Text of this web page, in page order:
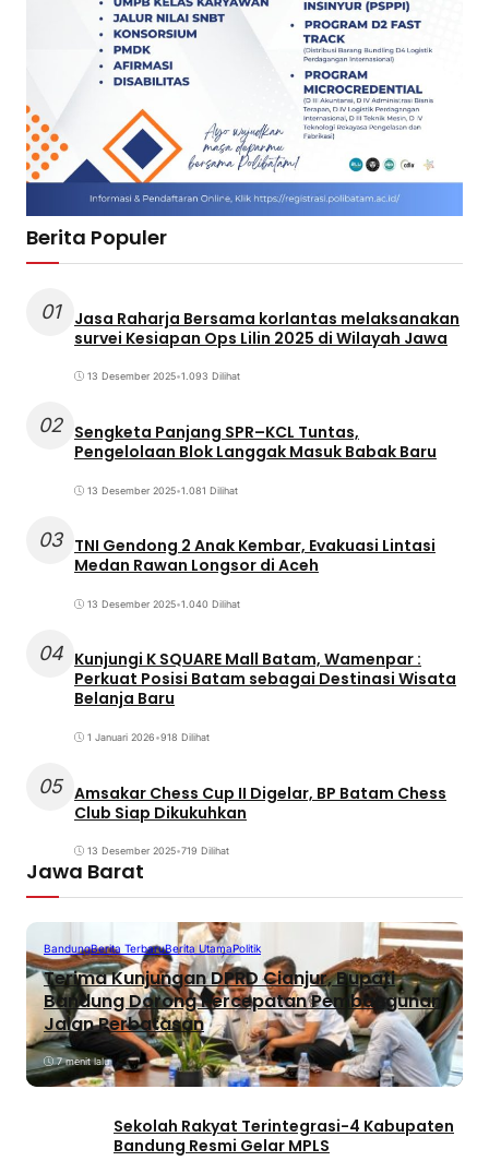
Berita Populer
01
Jasa Raharja Bersama korlantas melaksanakan
survei Kesiapan Ops Lilin 2025 di Wilayah Jawa
13 Desember 2025•1.093 Dilihat
02 Sengketa Panjang SPR–KCL Tuntas,
Pengelolaan Blok Langgak Masuk Babak Baru
13 Desember 2025•1.081 Dilihat
03 TNI Gendong 2 Anak Kembar, Evakuasi Lintasi
Medan Rawan Longsor di Aceh
13 Desember 2025•1.040 Dilihat
04 Kunjungi K SQUARE Mall Batam, Wamenpar :
Perkuat Posisi Batam sebagai Destinasi Wisata
Belanja Baru
1 Januari 2026•918 Dilihat
05 Amsakar Chess Cup II Digelar, BP Batam Chess
Club Siap Dikukuhkan
13 Desember 2025•719 Dilihat
Jawa Barat
BandungBerita TerbaruBerita UtamaPolitik
Terima Kunjungan DPRD Cianjur, Bupati
Bandung Dorong Percepatan Pembangunan
Jalan Perbatasan
7 menit lalu
Sekolah Rakyat Terintegrasi-4 Kabupaten
Bandung Resmi Gelar MPLS